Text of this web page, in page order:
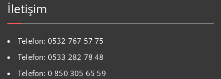
İletişim
Telefon: 0532 767 57 75
Telefon: 0533 282 78 48
Telefon: 0 850 305 65 59